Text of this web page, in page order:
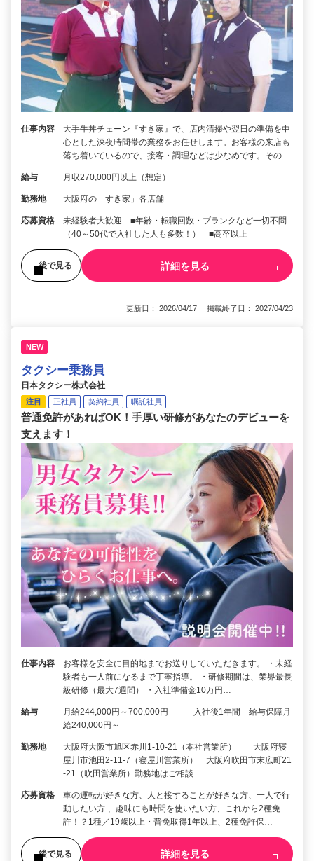
仕事内容
大手牛丼チェーン『すき家』で、店内清掃や翌日の準備を中
心とした深夜時間帯の業務をお任せします。お客様の来店も
落ち着いているので、接客・調理などは少なめです。その…
給与 月収270,000円以上（想定）
勤務地 大阪府の「すき家」各店舗
応募資格
未経験者大歓迎 ■年齢・転職回数・ブランクなど一切不問
（40～50代で入社した人も多数！） ■高卒以上
後で見る 詳細を見る
更新日： 2026/04/17 掲載終了日： 2027/04/23
NEW
タクシー乗務員
日本タクシー株式会社
注目 正社員 契約社員 嘱託社員
普通免許があればOK！手厚い研修があなたのデビューを
支えます！
仕事内容
お客様を安全に目的地までお送りしていただきます。 ・未経
験者も一人前になるまで丁寧指導。 ・研修期間は、業界最長
級研修（最大7週間） ・入社準備金10万円…
給与
月給244,000円～700,000円 入社後1年間 給与保障月
給240,000円～
勤務地
大阪府大阪市旭区赤川1-10-21（本社営業所） 大阪府寝
屋川市池田2-11-7（寝屋川営業所） 大阪府吹田市末広町21
-21（吹田営業所）勤務地はご相談
応募資格
車の運転が好きな方、人と接することが好きな方、一人で行
動したい方 、趣味にも時間を使いたい方、これから2種免
許！？1種／19歳以上・普免取得1年以上、2種免許保…
後で見る 詳細を見る